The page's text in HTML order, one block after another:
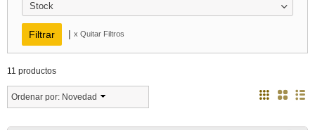
Stock
| x Quitar Filtros
11 productos
Ordenar por: Novedad